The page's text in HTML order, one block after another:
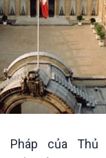
Nông
Pháp của Thủ